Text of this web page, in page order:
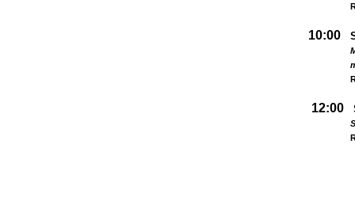
10:00
12:00